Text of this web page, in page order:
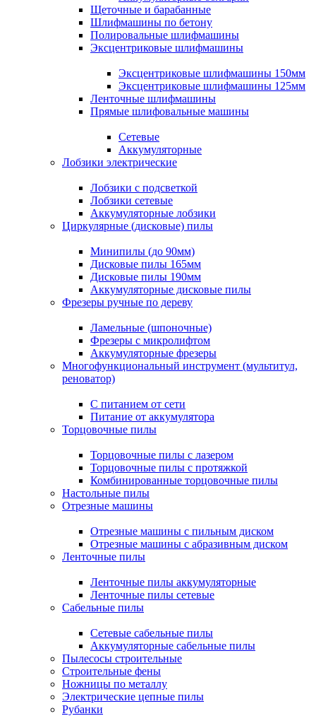
Щеточные и барабанные
Шлифмашины по бетону
Полировальные шлифмашины
Эксцентриковые шлифмашины
Эксцентриковые шлифмашины 150мм
Эксцентриковые шлифмашины 125мм
Ленточные шлифмашины
Прямые шлифовальные машины
Сетевые
Аккумуляторные
Лобзики электрические
Лобзики с подсветкой
Лобзики сетевые
Аккумуляторные лобзики
Циркулярные (дисковые) пилы
Минипилы (до 90мм)
Дисковые пилы 165мм
Дисковые пилы 190мм
Аккумуляторные дисковые пилы
Фрезеры ручные по дереву
Ламельные (шпоночные)
Фрезеры с микролифтом
Аккумуляторные фрезеры
Многофункциональный инструмент (мультитул,
реноватор)
С питанием от сети
Питание от аккумулятора
Торцовочные пилы
Торцовочные пилы с лазером
Торцовочные пилы с протяжкой
Комбинированные торцовочные пилы
Настольные пилы
Отрезные машины
Отрезные машины с пильным диском
Отрезные машины с абразивным диском
Ленточные пилы
Ленточные пилы аккумуляторные
Ленточные пилы сетевые
Сабельные пилы
Сетевые сабельные пилы
Аккумуляторные сабельные пилы
Пылесосы строительные
Строительные фены
Ножницы по металлу
Электрические цепные пилы
Рубанки